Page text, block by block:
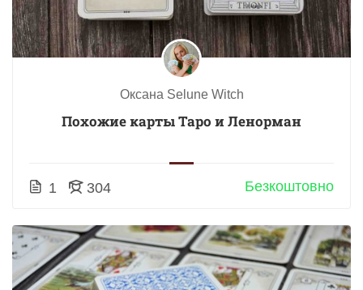
Оксана Selune Witch
Похожие карты Таро и Ленорман
1 304 Безкоштовно